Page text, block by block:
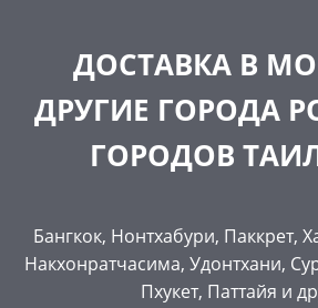
ДОСТАВКА В
ДРУГИЕ ГОРОДА
ГОРОДОВ
Бангкок, Нонтхабури, Паккрет,
Накхонратчасима, Удонтхани,
Пхукет, Паттайя и